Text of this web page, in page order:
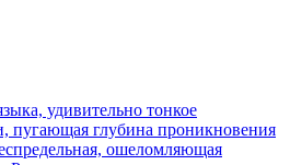
удивительно тонкое
пугающая глубина проникновения
ошеломляющая